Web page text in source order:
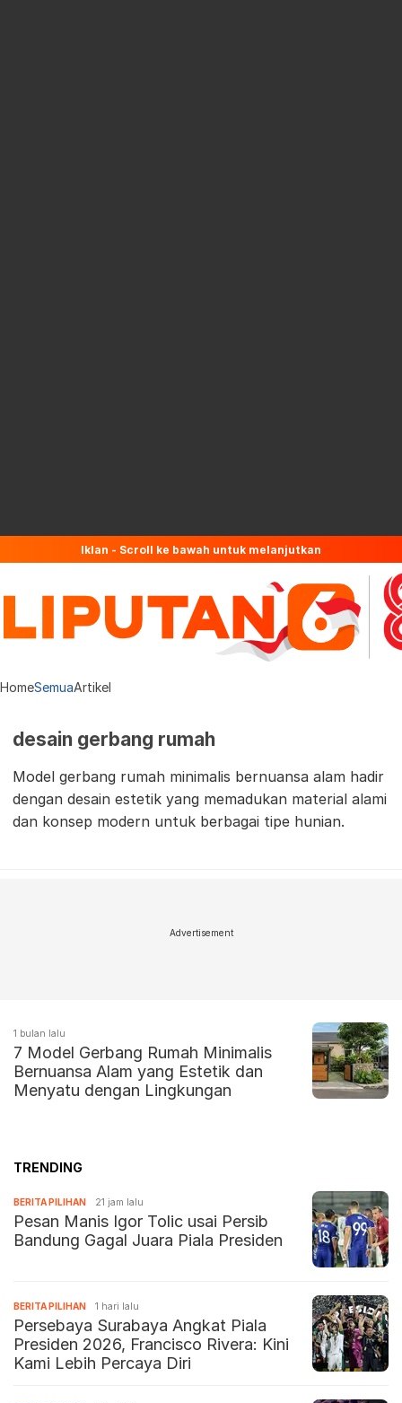
Iklan - Scroll ke bawah untuk melanjutkan
HomeSemuaArtikel
desain gerbang rumah
Model gerbang rumah minimalis bernuansa alam hadir
dengan desain estetik yang memadukan material alami
dan konsep modern untuk berbagai tipe hunian.
Advertisement
1 bulan lalu
7 Model Gerbang Rumah Minimalis
Bernuansa Alam yang Estetik dan
Menyatu dengan Lingkungan
TRENDING
BERITA PILIHAN 21 jam lalu
Pesan Manis Igor Tolic usai Persib
Bandung Gagal Juara Piala Presiden
BERITA PILIHAN 1 hari lalu
Persebaya Surabaya Angkat Piala
Presiden 2026, Francisco Rivera: Kini
Kami Lebih Percaya Diri